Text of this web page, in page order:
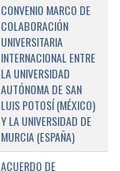
CONVENIO MARCO DE
COLABORACIÓN
UNIVERSITARIA
INTERNACIONAL ENTRE
LA UNIVERSIDAD
AUTÓNOMA DE SAN
LUIS POTOSÍ (MÉXICO)
Y LA UNIVERSIDAD DE
MURCIA (ESPAÑA)
ACUERDO DE